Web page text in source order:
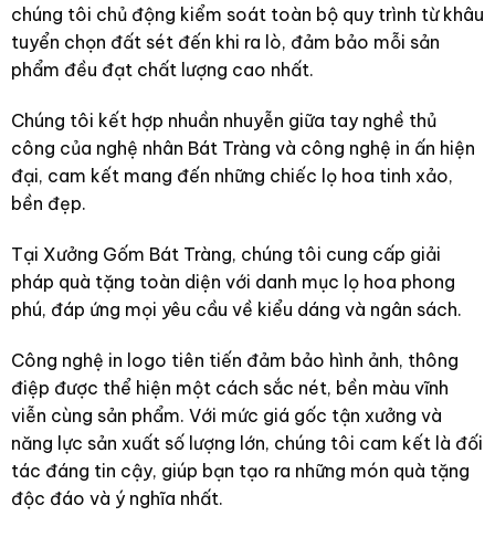
chúng tôi chủ động kiểm soát toàn bộ quy trình từ khâu
tuyển chọn đất sét đến khi ra lò, đảm bảo mỗi sản
phẩm đều đạt chất lượng cao nhất.
Chúng tôi kết hợp nhuần nhuyễn giữa tay nghề thủ
công của nghệ nhân Bát Tràng và công nghệ in ấn hiện
đại, cam kết mang đến những chiếc lọ hoa tinh xảo,
bền đẹp.
Tại Xưởng Gốm Bát Tràng, chúng tôi cung cấp giải
pháp quà tặng toàn diện với danh mục lọ hoa phong
phú, đáp ứng mọi yêu cầu về kiểu dáng và ngân sách.
Công nghệ in logo tiên tiến đảm bảo hình ảnh, thông
điệp được thể hiện một cách sắc nét, bền màu vĩnh
viễn cùng sản phẩm. Với mức giá gốc tận xưởng và
năng lực sản xuất số lượng lớn, chúng tôi cam kết là đối
tác đáng tin cậy, giúp bạn tạo ra những món quà tặng
độc đáo và ý nghĩa nhất.